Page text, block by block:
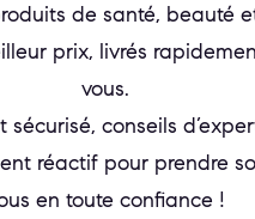
de santé, beauté
prix, livrés
vous.
sécurisé, conseils
réactif pour prendre
en toute confiance !